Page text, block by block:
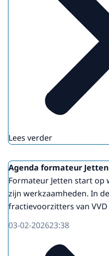
Lees verder
Agenda formateur
Formateur Jetten start
zijn werkzaamheden. In
fractievoorzitters van VVD
03-02-202623:38